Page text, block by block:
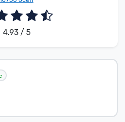
4.93 / 5